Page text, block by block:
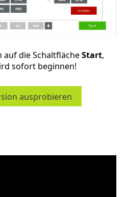
auf die SchaltflächeStart,
sofort beginnen!
ausprobieren